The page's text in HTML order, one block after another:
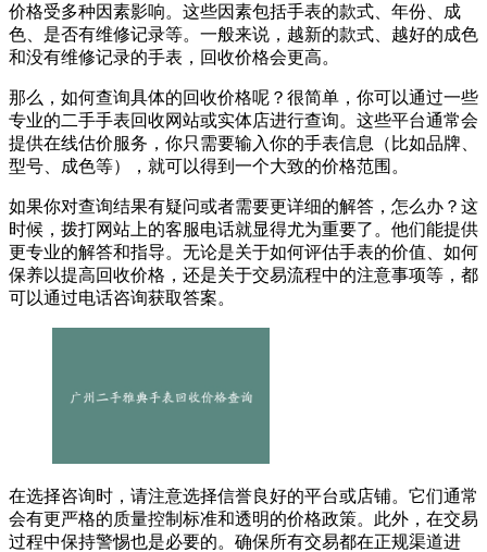
价格受多种因素影响。这些因素包括手表的款式、年份、成
色、是否有维修记录等。一般来说，越新的款式、越好的成色
和没有维修记录的手表，回收价格会更高。
那么，如何查询具体的回收价格呢？很简单，你可以通过一些
专业的二手手表回收网站或实体店进行查询。这些平台通常会
提供在线估价服务，你只需要输入你的手表信息（比如品牌、
型号、成色等），就可以得到一个大致的价格范围。
如果你对查询结果有疑问或者需要更详细的解答，怎么办？这
时候，拨打网站上的客服电话就显得尤为重要了。他们能提供
更专业的解答和指导。无论是关于如何评估手表的价值、如何
保养以提高回收价格，还是关于交易流程中的注意事项等，都
可以通过电话咨询获取答案。
在选择咨询时，请注意选择信誉良好的平台或店铺。它们通常
会有更严格的质量控制标准和透明的价格政策。此外，在交易
过程中保持警惕也是必要的。确保所有交易都在正规渠道进